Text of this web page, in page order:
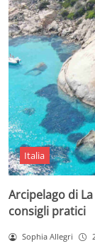
Italia
Arcipelago di
consigli pratici
Sophia Allegri